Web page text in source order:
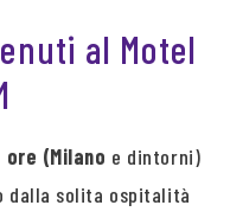
al Motel
(Milano e dintorni)
dalla solita ospitalità